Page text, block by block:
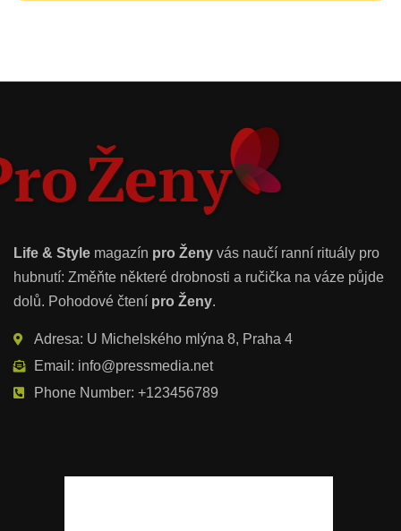
Life & Style magazín pro Ženy vás naučí ranní rituály pro
hubnutí: Změňte některé drobnosti a ručička na váze půjde
dolů. Pohodové čtení pro Ženy.
Adresa: U Michelského mlýna 8, Praha 4
Email: info@pressmedia.net
Phone Number: +123456789